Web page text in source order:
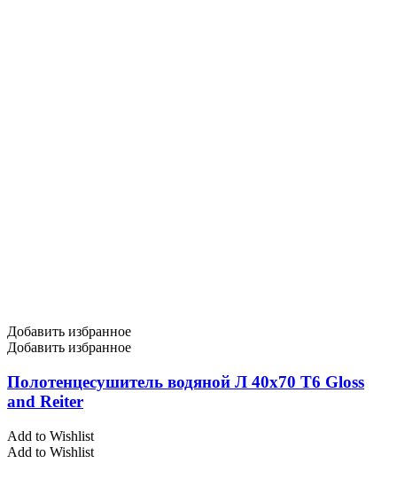
Добавить избранное
Добавить избранное
Полотенцесушитель водяной Л 40х70 Т6 Gloss
and Reiter
Add to Wishlist
Add to Wishlist